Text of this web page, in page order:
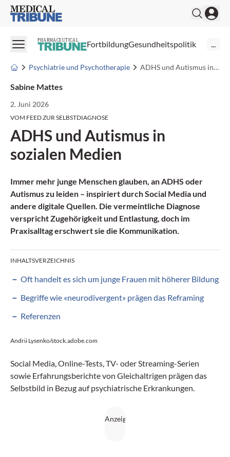
Medical Tribune
PHARMACEUTICAL FortbildungGesundheitspolitik ...
Psychiatrie und Psychotherapie ADHS und Autismus in sozialen Medien
Sabine Mattes
2. Juni 2026
VOM FEED ZUR SELBSTDIAGNOSE
ADHS und Autismus in
sozialen Medien
Immer mehr junge Menschen glauben, an ADHS oder
Autismus zu leiden – inspiriert durch Social Media und
andere digitale Quellen. Die vermeintliche Diagnose
verspricht Zugehörigkeit und Entlastung, doch im
Praxisalltag erschwert sie die Kommunikation.
INHALTSVERZEICHNIS
Oft handelt es sich um junge Frauen mit höherer Bildung
Begriffe wie «neurodivergent» prägen das Reframing
Referenzen
Andrii Lysenko/stock.adobe.com
Social Media, Online-Tests, TV- oder Streaming-Serien
sowie Erfahrungsberichte von Gleichaltrigen prägen das
Selbstbild in Bezug auf psychiatrische Erkrankungen.